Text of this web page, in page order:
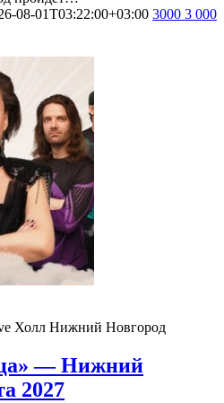
08-01T03:22:00+03:00 3000 3 000
Холл Нижний Новгород
— Нижний
2027